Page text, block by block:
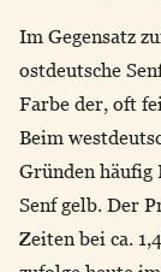
Im Gegensatz
ostdeutsche
Farbe der, oft
Beim
Gründen
Senf gelb. Der
Zeiten bei ca.